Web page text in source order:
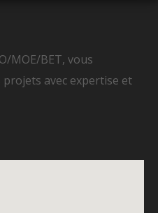
MOE/BET, vous
avec expertise et